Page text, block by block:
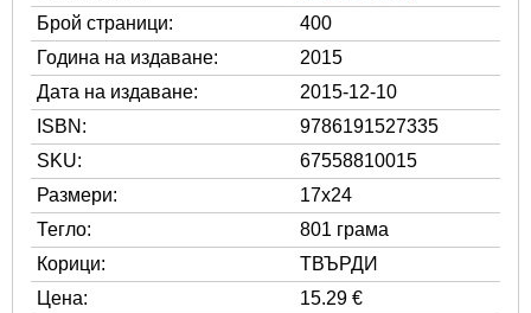
Брой страници:
400
Година на издаване:
2015
Дата на издаване:
2015-12-10
ISBN:
9786191527335
SKU:
67558810015
Размери:
17x24
Тегло:
801 грама
Корици:
ТВЪРДИ
Цена:
15.29 €